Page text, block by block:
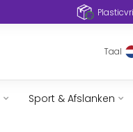
Taal
Sport & Afslanken